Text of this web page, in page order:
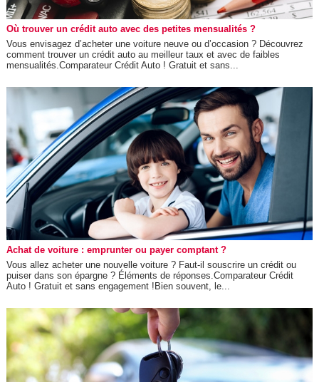
Où trouver un crédit auto avec des petites mensualités ?
Vous envisagez d’acheter une voiture neuve ou d’occasion ? Découvrez
comment trouver un crédit auto au meilleur taux et avec de faibles
mensualités.Comparateur Crédit Auto ! Gratuit et sans...
Achat de voiture : emprunter ou payer comptant ?
Vous allez acheter une nouvelle voiture ? Faut-il souscrire un crédit ou
puiser dans son épargne ? Éléments de réponses.Comparateur Crédit
Auto ! Gratuit et sans engagement !Bien souvent, le...